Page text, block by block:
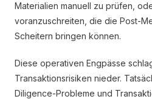
Materialien manuell zu prüfen,
voranzuschreiten, die die Post-
Scheitern bringen können.
Diese operativen Engpässe
Transaktionsrisiken nieder.
Diligence-Probleme und